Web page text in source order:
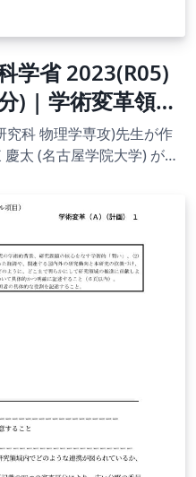
学省 2023(R05)
) | 学術変革領域
究(B) (領域計画
ニュアル |
究科 物理学専攻)先生が作
太 (名古屋学院大学) が了
こちら↓を